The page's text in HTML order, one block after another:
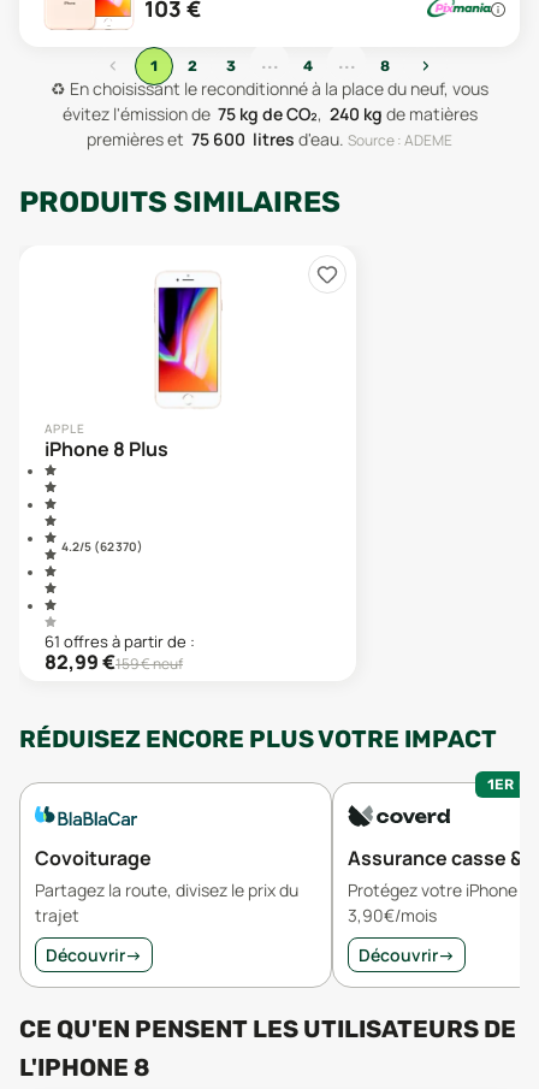
103 €
‹ 1 2 3 ... 4 ... 8
›
♻️ En choisissant le reconditionné à la place du neuf, vous
évitez l'émission de 75 kg de CO₂, 240 kg de matières
premièreset 75 600 litres d'eau. Source : ADEME
PRODUITS SIMILAIRES
APPLE
iPhone 8 Plus
4.2/5 (62 370)
61 offresà partir de :
82,99€159€ neuf
RÉDUISEZ ENCORE PLUS VOTRE IMPACT
Covoiturage
Partagez la route, divisez le prix du
trajet
Découvrir→
1ER
Assurance casse &
Protégez votre iPhone 8
3,90€/mois
Découvrir→
CE QU'EN PENSENT LES UTILISATEURS DE
L'IPHONE 8